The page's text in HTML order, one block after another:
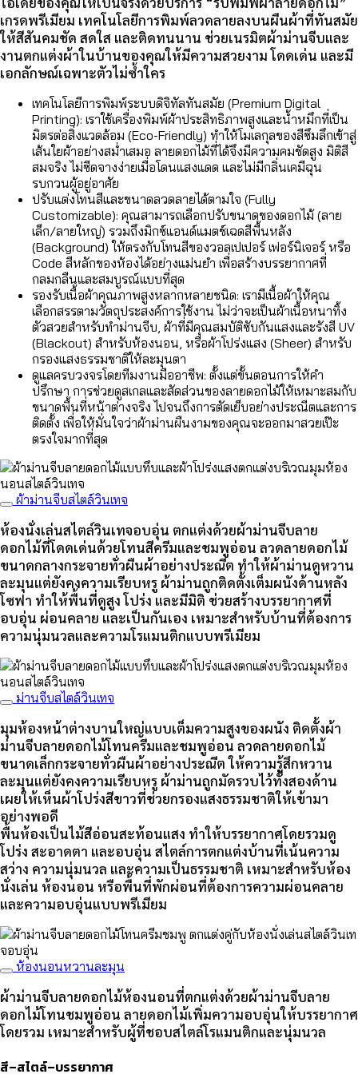
เกรดพรีเมียม เทคโนโลยีการพิมพ์ลวดลายลงบนผืนผ้าที่ทันสมัย
ให้สีสันคมชัด สดใส และติดทนนาน ช่วยเนรมิตผ้าม่านจีบและ
งานตกแต่งผ้าในบ้านของคุณให้มีความสวยงาม โดดเด่น และมี
เอกลักษณ์เฉพาะตัวไม่ซ้ำใคร
เทคโนโลยีการพิมพ์ระบบดิจิทัลทันสมัย (Premium Digital
Printing): เราใช้เครื่องพิมพ์ผ้าประสิทธิภาพสูงและน้ำหมึกที่เป็น
มิตรต่อสิ่งแวดล้อม (Eco-Friendly) ทำให้โมเลกุลของสีซึมลึกเข้าสู่
เส้นใยผ้าอย่างสม่ำเสมอ ลายดอกไม้ที่ได้จึงมีความคมชัดสูง มิติสี
สมจริง ไม่ซีดจางง่ายเมื่อโดนแสงแดด และไม่มีกลิ่นเคมีฉุน
รบกวนผู้อยู่อาศัย
ปรับแต่งโทนสีและขนาดลวดลายได้ตามใจ (Fully
Customizable): คุณสามารถเลือกปรับขนาดของดอกไม้ (ลาย
เล็ก/ลายใหญ่) รวมถึงมิกซ์แอนด์แมตช์เฉดสีพื้นหลัง
(Background) ให้ตรงกับโทนสีของวอลเปเปอร์ เฟอร์นิเจอร์ หรือ
Code สีหลักของห้องได้อย่างแม่นยำ เพื่อสร้างบรรยากาศที่
กลมกลืนและสมบูรณ์แบบที่สุด
รองรับเนื้อผ้าคุณภาพสูงหลากหลายชนิด: เรามีเนื้อผ้าให้คุณ
เลือกสรรตามวัตถุประสงค์การใช้งาน ไม่ว่าจะเป็นผ้าเนื้อหนาทิ้ง
ตัวสวยสำหรับทำม่านจีบ, ผ้าที่มีคุณสมบัติซับกันแสงและรังสี UV
(Blackout) สำหรับห้องนอน, หรือผ้าโปร่งแสง (Sheer) สำหรับ
กรองแสงธรรมชาติให้ละมุนตา
ดูแลครบวงจรโดยทีมงานมืออาชีพ: ตั้งแต่ขั้นตอนการให้คำ
ปรึกษา การช่วยดูสเกลและสัดส่วนของลายดอกไม้ให้เหมาะสมกับ
ขนาดพื้นที่หน้าต่างจริง ไปจนถึงการตัดเย็บอย่างประณีตและการ
ติดตั้ง เพื่อให้มั่นใจว่าผ้าม่านผืนงามของคุณจะออกมาสวยเป๊ะ
ตรงใจมากที่สุด
ผ้าม่านจีบสไตล์วินเทจ
ห้องนั่งเล่นสไตล์วินเทจอบอุ่น ตกแต่งด้วยผ้าม่านจีบลาย
ดอกไม้ที่โดดเด่นด้วยโทนสีครีมและชมพูอ่อน ลวดลายดอกไม้
ขนาดกลางกระจายทั่วผืนผ้าอย่างประณีต ทำให้ผ้าม่านดูหวาน
ละมุนแต่ยังคงความเรียบหรู ผ้าม่านถูกติดตั้งเต็มผนังด้านหลัง
โซฟา ทำให้พื้นที่ดูสูง โปร่ง และมีมิติ ช่วยสร้างบรรยากาศที่
อบอุ่น ผ่อนคลาย และเป็นกันเอง เหมาะสำหรับบ้านที่ต้องการ
ความนุ่มนวลและความโรแมนติกแบบพรีเมียม
ม่านจีบสไตล์วินเทจ
มุมห้องหน้าต่างบานใหญ่แบบเต็มความสูงของผนัง ติดตั้งผ้า
ม่านจีบลายดอกไม้โทนครีมและชมพูอ่อน ลวดลายดอกไม้
ขนาดเล็กกระจายทั่วผืนผ้าอย่างประณีต ให้ความรู้สึกหวาน
ละมุนแต่ยังคงความเรียบหรู ผ้าม่านถูกมัดรวบไว้ทั้งสองด้าน
เผยให้เห็นผ้าโปร่งสีขาวที่ช่วยกรองแสงธรรมชาติให้เข้ามา
อย่างพอดี
พื้นห้องเป็นไม้สีอ่อนสะท้อนแสง ทำให้บรรยากาศโดยรวมดู
โปร่ง สะอาดตา และอบอุ่น สไตล์การตกแต่งบ้านที่เน้นความ
สว่าง ความนุ่มนวล และความเป็นธรรมชาติ เหมาะสำหรับห้อง
นั่งเล่น ห้องนอน หรือพื้นที่พักผ่อนที่ต้องการความผ่อนคลาย
และความอบอุ่นแบบพรีเมียม
ห้องนอนหวานละมุน
ผ้าม่านจีบลายดอกไม้ห้องนอนที่ตกแต่งด้วยผ้าม่านจีบลาย
ดอกไม้โทนชมพูอ่อน ลายดอกไม้เพิ่มความอบอุ่นให้บรรยากาศ
โดยรวม เหมาะสำหรับผู้ที่ชอบสไตล์โรแมนติกและนุ่มนวล
สี–สไตล์–บรรยากาศ